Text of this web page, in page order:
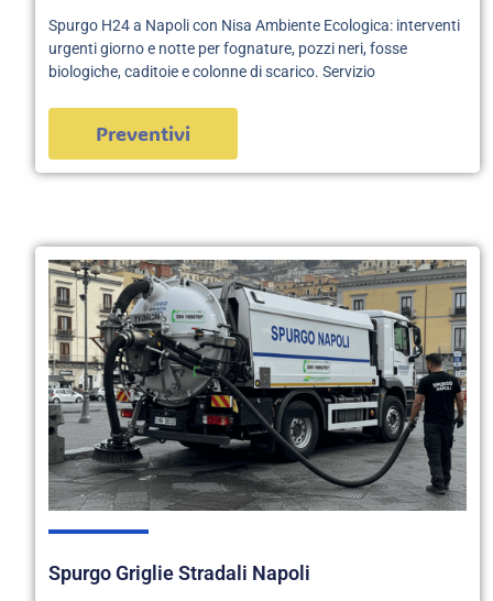
Spurgo H24 a Napoli con Nisa Ambiente Ecologica: interventi
urgenti giorno e notte per fognature, pozzi neri, fosse
biologiche, caditoie e colonne di scarico. Servizio
Preventivi
Spurgo Griglie Stradali Napoli